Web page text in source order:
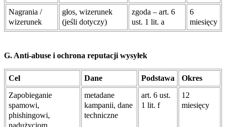
Nagrania /
wizerunek
głos, wizerunek
(jeśli dotyczy)
zgoda – art. 6
ust. 1 lit. a
6
miesięcy
G. Anti-abuse i ochrona reputacji wysyłek
Cel Dane Podstawa
Okres
Zapobieganie
spamowi,
phishingowi,
nadużyciom
metadane
kampanii, dane
techniczne
art. 6 ust.
1 lit. f
12
miesięcy